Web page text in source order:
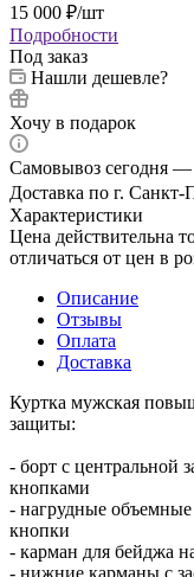
15 000 ₽/шт
Подробности
Под заказ
Нашли дешевле?
Хочу в подарок
Самовывоз сегодня —
Доставка по г. Санкт-
Характеристики
Цена действительна
отличаться от цен в
Описание
Отзывы
Оплата
Доставка
Куртка мужская
защиты:
- борт с центральной
кнопками
- нагрудные
кнопки
- карман для бейджа
- нижние карманы с